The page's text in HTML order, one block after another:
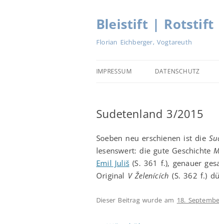
springen
Bleistift | Rotstift
Florian Eichberger, Vogtareuth
IMPRESSUM DATENSCHUTZ
Sudetenland 3/2015
Soeben neu erschienen ist die
lesenswert: die gute Geschichte
Emil Juliš (S. 361 f.), genauer
Original V Želenících (S. 362 f.)
Dieser Beitrag wurde am 18.